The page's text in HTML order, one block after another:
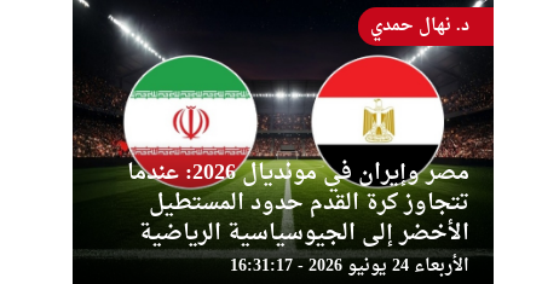
مصر وإيران في مونديال 2026: عندما
تتجاوز كرة القدم حدود المستطيل
الأخضر إلى الجيوسياسية الرياضية
الأربعاء 24 يونيو 2026 - 16:31:17
د. نهال حمدي